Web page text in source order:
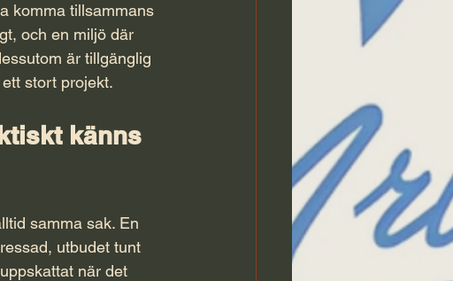
komma tillsammans
och en miljö där
är tillgänglig
stort projekt.
känns
samma sak. En
utbudet tunt
när det